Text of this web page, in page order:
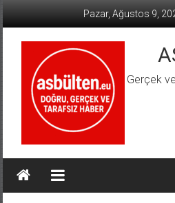
Pazar, Ağustos 9,
Gerçek